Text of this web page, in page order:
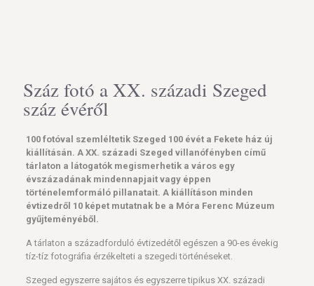
Száz fotó a XX. századi Szeged
száz évéről
100 fotóval szemléltetik Szeged 100 évét a Fekete ház új
kiállításán. A XX. századi Szeged villanófényben című
tárlaton a látogatók megismerhetik a város egy
évszázadának mindennapjait vagy éppen
történelemformáló pillanatait. A kiállításon minden
évtizedről 10 képet mutatnak be a Móra Ferenc Múzeum
gyűjteményéből.
A tárlaton a századforduló évtizedétől egészen a 90-es évekig
tíz-tíz fotográfia érzékelteti a szegedi történéseket.
Szeged egyszerre sajátos és egyszerre tipikus XX. századi